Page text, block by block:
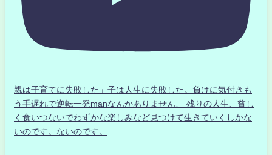
親は子育てに失敗した」子は人生に失敗した。負けに気付きも
う手遅れで逆転一発manなんかありません、 残りの人生、貧し
く食いつないでわずかな楽しみなど見つけて生きていくしかな
いのです。ないのです。